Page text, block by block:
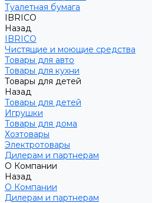
Туалетная бумага
IBRICO
Назад
IBRICO
Чистящие и моющие средства
Товары для авто
Товары для кухни
Товары для детей
Назад
Товары для детей
Игрушки
Товары для дома
Хозтовары
Электротовары
Дилерам и партнерам
О Компании
Назад
О Компании
Дилерам и партнерам